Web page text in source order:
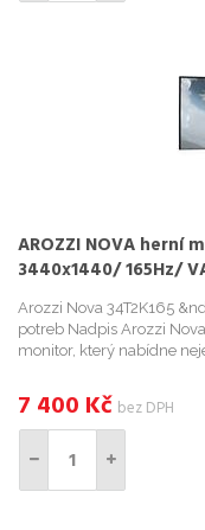
AROZZI NOVA herní
3440x1440/ 165Hz/
Arozzi Nova 34T2K165
potreb Nadpis Arozzi
monitor, který nabídne
7 400 Kč bez DPH